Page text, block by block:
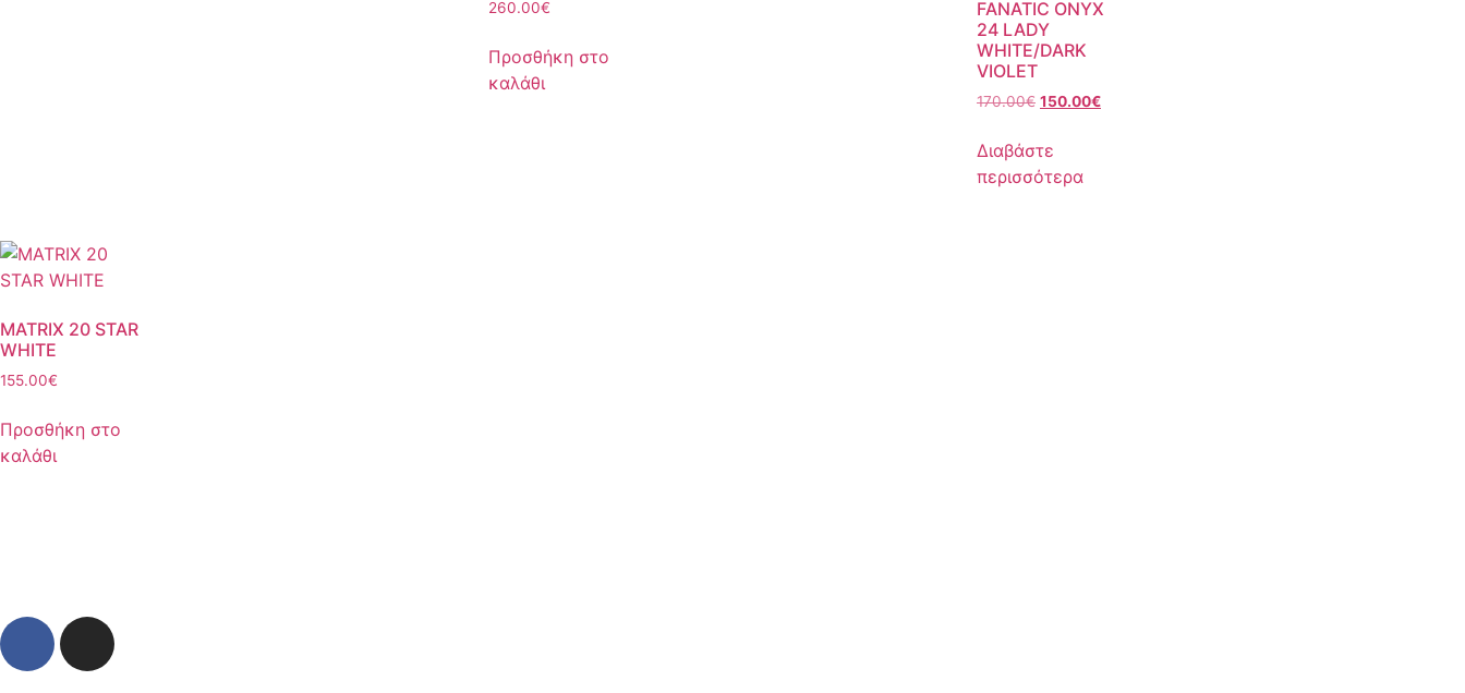
260.00€
Προσθήκη στο
καλάθι
FANATIC ONYX
24 LADY
WHITE/DARK
VIOLET
170.00€ 150.00€
Διαβάστε
περισσότερα
MATRIX 20 STAR
WHITE
155.00€
Προσθήκη στο
καλάθι